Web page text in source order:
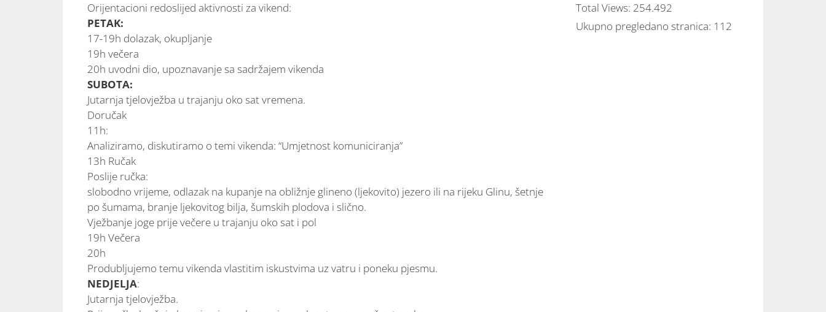
Orijentacioni redoslijed aktivnosti za vikend:
PETAK:
17-19h dolazak, okupljanje
19h večera
20h uvodni dio, upoznavanje sa sadržajem vikenda
SUBOTA:
Jutarnja tjelovježba u trajanju oko sat vremena.
Doručak
11h:
Analiziramo, diskutiramo o temi vikenda: “Umjetnost komuniciranja”
13h Ručak
Poslije ručka:
slobodno vrijeme, odlazak na kupanje na obližnje glineno (ljekovito) jezero ili na rijeku Glinu, šetnje
po šumama, branje ljekovitog bilja, šumskih plodova i slično.
Vježbanje joge prije večere u trajanju oko sat i pol
19h Večera
20h
Produbljujemo temu vikenda vlastitim iskustvima uz vatru i poneku pjesmu.
NEDJELJA:
Jutarnja tjelovježba.
Total Views: 254.492
Ukupno pregledano stranica: 112